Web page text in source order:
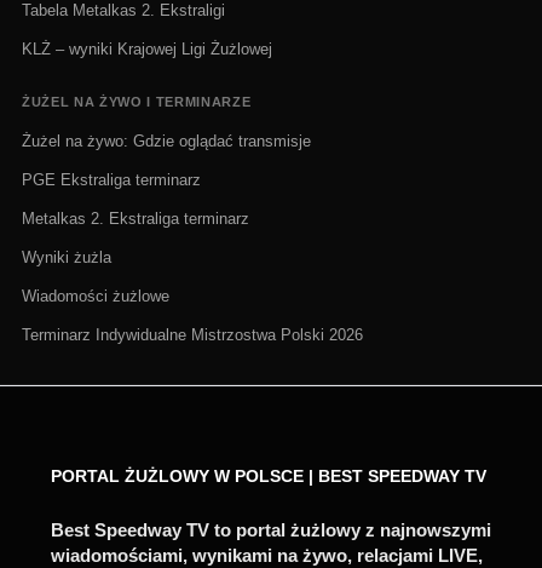
Tabela Metalkas 2. Ekstraligi
KLŻ – wyniki Krajowej Ligi Żużlowej
ŻUŻEL NA ŻYWO I TERMINARZE
Żużel na żywo: Gdzie oglądać transmisje
PGE Ekstraliga terminarz
Metalkas 2. Ekstraliga terminarz
Wyniki żużla
Wiadomości żużlowe
Terminarz Indywidualne Mistrzostwa Polski 2026
PORTAL ŻUŻLOWY W POLSCE | BEST SPEEDWAY TV
Best Speedway TV to portal żużlowy z najnowszymi
wiadomościami, wynikami na żywo, relacjami LIVE,